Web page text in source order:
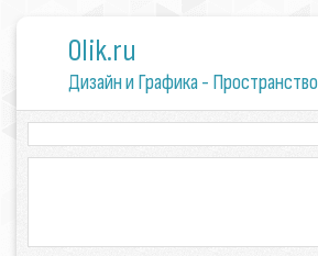
0lik.ru
Дизайн и Графика -